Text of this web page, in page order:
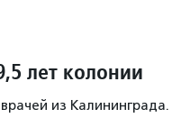
лет колонии
из Калининграда.